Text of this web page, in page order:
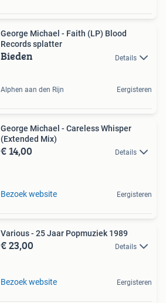
George Michael - Faith (LP) Blood
Records splatter
Bieden Details
Alphen aan den Rijn Eergisteren
George Michael - Careless Whisper
(Extended Mix)
€ 14,00 Details
Bezoek website Eergisteren
Various - 25 Jaar Popmuziek 1989
€ 23,00 Details
Bezoek website Eergisteren